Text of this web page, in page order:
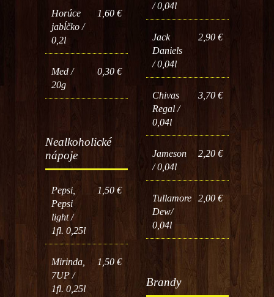
Horúce
jabĺčko /
0,2l
1,60 €
Med /
20g
0,30 €
Nealkoholické
nápoje
Pepsi,
Pepsi
light /
1fl. 0,25l
1,50 €
Mirinda,
7UP /
1fl. 0,25l
1,50 €
/ 0,04l
Jack
Daniels
/ 0,04l
2,90 €
Chivas
Regal /
0,04l
3,70 €
Jameson
/ 0,04l
2,20 €
Tullamore
Dew/
0,04l
2,00 €
Brandy